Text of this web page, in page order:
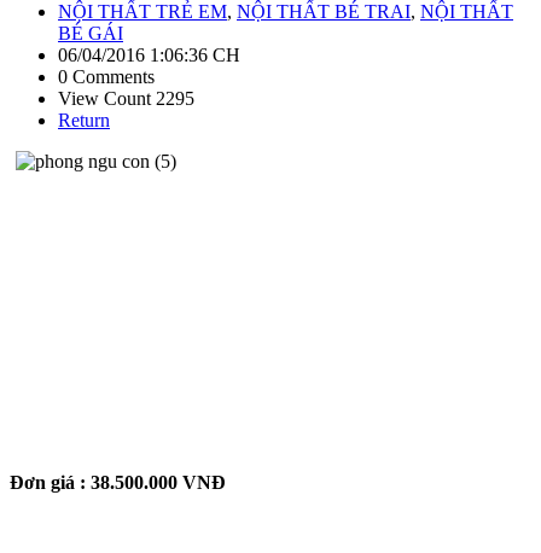
NỘI THẤT TRẺ EM, NỘI THẤT BÉ TRAI, NỘI THẤT
BÉ GÁI
06/04/2016 1:06:36 CH
0 Comments
View Count 2295
Return
Đơn giá : 38.500.000 VNĐ